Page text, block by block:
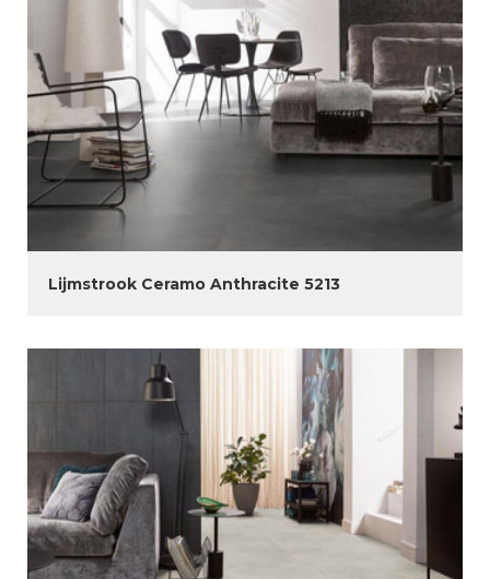
Lijmstrook Ceramo Anthracite 5213